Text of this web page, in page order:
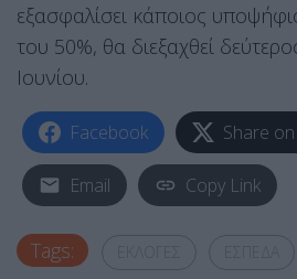
εξασφαλίσει κάποιος
του 50%, θα διεξαχθεί
Ιουνίου.
Facebook Share on
Email Copy Link
Tags: